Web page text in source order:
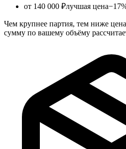
от 140 000 ₽лучшая цена
Чем крупнее партия, тем ниже
сумму по вашему объёму